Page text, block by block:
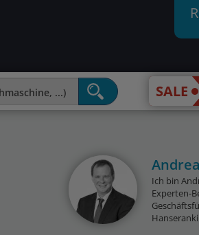
SALE
Ich bin
Experten-